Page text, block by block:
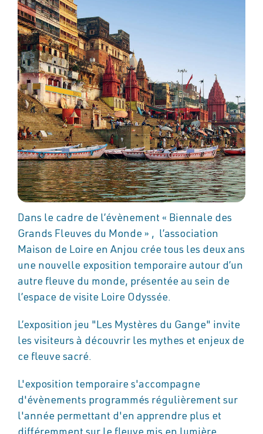
Dans le cadre de l’évènement « Biennale des
Grands Fleuves du Monde » , l’association
Maison de Loire en Anjou crée tous les deux ans
une nouvelle exposition temporaire autour d’un
autre fleuve du monde, présentée au sein de
l’espace de visite Loire Odyssée.
L’exposition jeu "Les Mystères du Gange" invite
les visiteurs à découvrir les mythes et enjeux de
ce fleuve sacré.
L'exposition temporaire s'accompagne
d'évènements programmés régulièrement sur
l'année permettant d'en apprendre plus et